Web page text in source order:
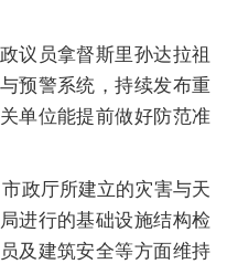
议员拿督斯里孙达拉祖
预警系统，持续发布重
单位能提前做好防范准
政厅所建立的灾害与天
进行的基础设施结构检
及建筑安全等方面维持